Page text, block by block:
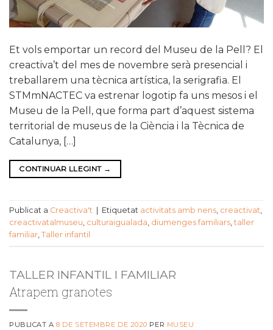
Et vols emportar un record del Museu de la Pell? El
creactiva’t del mes de novembre serà presencial i
treballarem una tècnica artística, la serigrafia. El
STMmNACTEC va estrenar logotip fa uns mesos i el
Museu de la Pell, que forma part d’aquest sistema
territorial de museus de la Ciència i la Tècnica de
Catalunya, […]
CONTINUAR LLEGINT →
Publicat a Creactiva't Etiquetat activitats amb nens, creactivat,
creactivatalmuseu, culturaigualada, diumenges familiars, taller
familiar, Taller infantil
TALLER INFANTIL I FAMILIAR
Atrapem granotes
PUBLICAT A8 DE SETEMBRE DE 2020 PER MUSEU